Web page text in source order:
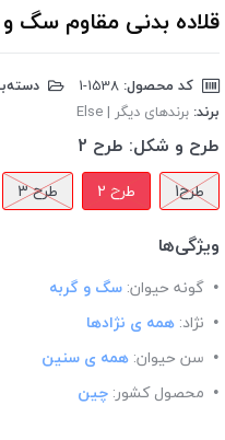
قلاده بدنی مقاوم سگ
کد محصول:
برند: برندهای دیگر | Else
طرح و شکل: طرح 2
طرح1 طرح 2 طرح 3
ویژگی‌ها
گونه حیوان: سگ و گربه
نژاد: همه ی نژادها
سن حیوان: همه ی سنین
محصول کشور: چین